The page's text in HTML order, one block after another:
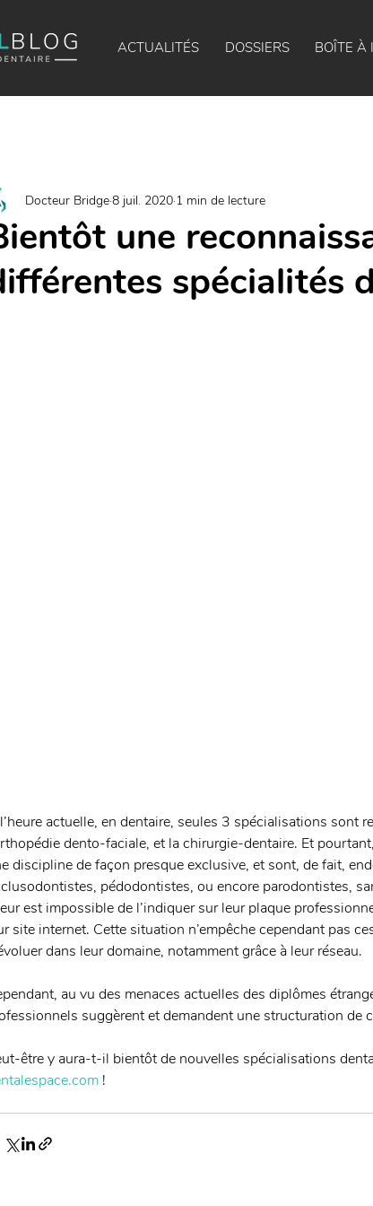
ACTUALITÉS DOSSIERS BOÎTE À
une
spécialités
Docteur Bridge8 juil. 2020 1 min de lecture
actuelle, en dentaire, seules 3 spécialisations sont
dento-faciale, et la chirurgie-dentaire. Et
discipline de façon presque exclusive, et sont, de fait,
pédodontistes, ou encore parodontistes,
est impossible de l’indiquer sur leur plaque
site internet. Cette situation n’empêche cependant pas
dans leur domaine, notamment grâce à leur réseau.
au vu des menaces actuelles des diplômes
suggèrent et demandent une structuration de
être y aura-t-il bientôt de nouvelles spécialisations
!